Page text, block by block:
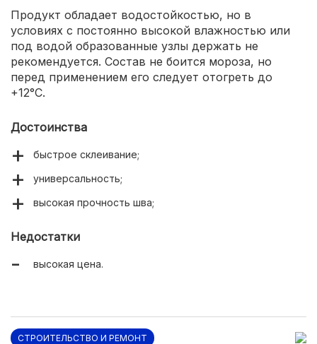
Продукт обладает водостойкостью, но в
условиях с постоянно высокой влажностью или
под водой образованные узлы держать не
рекомендуется. Состав не боится мороза, но
перед применением его следует отогреть до
+12°С.
Достоинства
быстрое склеивание;
универсальность;
высокая прочность шва;
Недостатки
высокая цена.
СТРОИТЕЛЬСТВО И РЕМОНТ